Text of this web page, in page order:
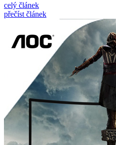
celý článek
přečíst článek